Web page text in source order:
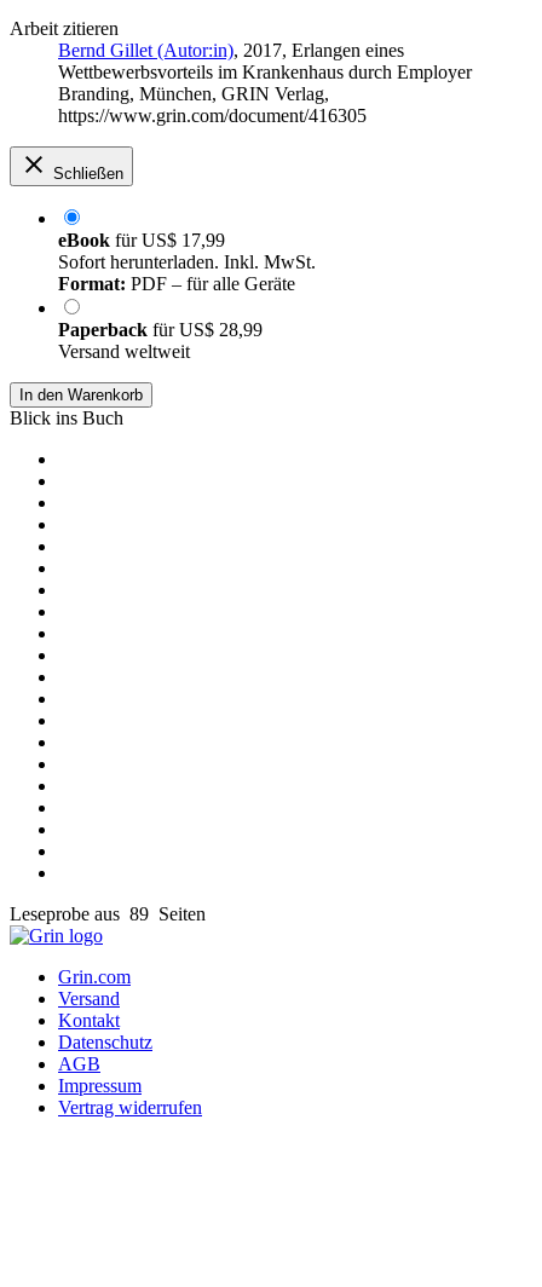
Arbeit zitieren
Bernd Gillet (Autor:in), 2017, Erlangen eines
Wettbewerbsvorteils im Krankenhaus durch Employer
Branding, München, GRIN Verlag,
https://www.grin.com/document/416305
Schließen
eBook fürUS$ 17,99
Sofort herunterladen. Inkl. MwSt.
Format: PDF – für alle Geräte
Paperback fürUS$ 28,99
Versand weltweit
In den Warenkorb
Blick ins Buch
Leseprobe aus 89 Seiten
Grin.com
Versand
Kontakt
Datenschutz
AGB
Impressum
Vertrag widerrufen